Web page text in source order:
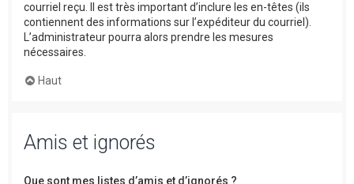
courriel reçu. Il est très important d’inclure les en-têtes (ils
contiennent des informations sur l’expéditeur du courriel).
L’administrateur pourra alors prendre les mesures
nécessaires.
Haut
Amis et ignorés
Que sont mes listes d’amis et d’ignorés ?